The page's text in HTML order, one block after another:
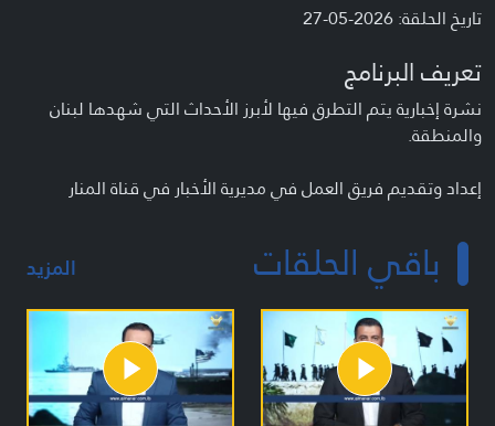
تاريخ الحلقة: 2026-05-27
تعريف البرنامج
نشرة إخبارية يتم التطرق فيها لأبرز الأحداث التي شهدها لبنان
والمنطقة.
إعداد وتقديم فريق العمل في مديرية الأخبار في قناة المنار
باقي الحلقات المزيد